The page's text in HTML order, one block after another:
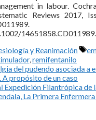
in labour.
Reviews 2017,
y Reanimación
, remifentanilo
del pudendo asociada a
propósito de un caso
Expedición Filantrópica de
La Primera